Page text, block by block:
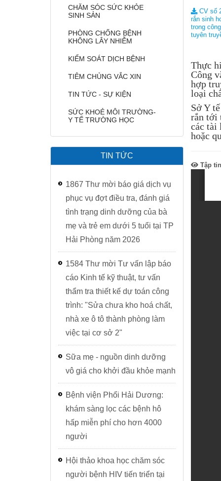
Cơ cấu tổ chức
Các khoa phòng chuyên mônPhòng Tổ chức - Hành chính
Phòng Kế hoạch - Nghiệp vụ
Phòng Tài chính - Kế toán
Khoa Phòng, chống bệnh
Khoa Phòng, chống HIV/AIDS
Khoa Phòng chống bệnh
Khoa Dinh dưỡng
Khoa Sức khỏe môi trường - Y
Khoa Bệnh nghề nghiệp
Khoa Sức khỏe sinh sản
Khoa Truyền thông, giáo dục
Khoa Ký sinh trùng – Côn trùng
Khoa Dược - Vật tư y tế
Khoa Xét nghiệm - Chẩn đoán
Khám, tư vấn sức khỏe sinh
Dịch vụ khoa Bệnh nghề
Khám và tư vấn dinh dưỡng
Dịch vụ Khử trùng, diệt côn
CHĂM SÓC
PHÒNG
TIÊM CHỦNG
TIN TỨC - SỰ
SỨC KHOẺ
CV số
rắn sinh
trong
tuyên
Thực
Công
hợp
loại
Sở Y
rắn tới
các tài
hoặc
Tập
CHĂM SÓC SỨC KHỎE
SINH SẢN
PHÒNG CHỐNG BỆNH
KHÔNG LÂY NHIỄM
KIỂM SOÁT DỊCH BỆNH
TIÊM CHỦNG VẮC XIN
TIN TỨC - SỰ KIỆN
SỨC KHOẺ MÔI TRƯỜNG-
Y TẾ TRƯỜNG HỌC
TIN TỨC
1867 Thư mời báo giá dịch vụ
phục vụ đợt điều tra, đánh giá
tình trạng dinh dưỡng của bà
mẹ và trẻ em dưới 5 tuổi tại TP
Hải Phòng năm 2026
1584 Thư mời Tư vấn lập báo
cáo Kinh tế kỹ thuật, tư vấn
thẩm tra thiết kế dự toán công
trình: "Sửa chưa kho hoá chất,
nhà xe ô tô thành phòng làm
việc tại cơ sở 2"
Sữa mẹ - nguồn dinh dưỡng
vô giá cho khởi đầu khỏe mạnh
Bệnh viện Phổi Hải Dương:
khám sàng lọc các bệnh hô
hấp miễn phí cho hơn 4000
người
Hội thảo khoa học chăm sóc
người bệnh HIV tiến triển tại